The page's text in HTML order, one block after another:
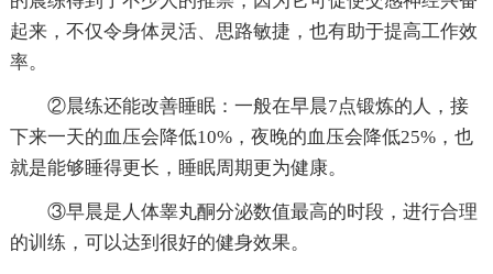
起来，不仅令身体灵活、思路敏捷，也有助于提高工作效
率。
②晨练还能改善睡眠：一般在早晨7点锻炼的人，接
下来一天的血压会降低10%，夜晚的血压会降低25%，也
就是能够睡得更长，睡眠周期更为健康。
③早晨是人体睾丸酮分泌数值最高的时段，进行合理
的训练，可以达到很好的健身效果。